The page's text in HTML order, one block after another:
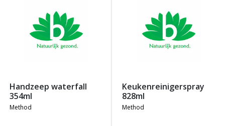
handzeep waterfall
354ml
method
keukenreinigerspray
828ml
method